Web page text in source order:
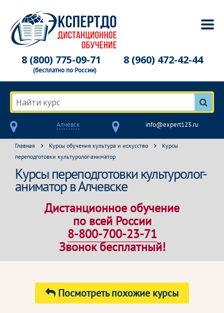
8 (800) 775-09-71
(бесплатно по России)
8 (960) 472-42-44
Найти курс
Алчевск info@expert123.ru
Главная Курсы обучения культура и искусство
Курсы
переподготовки культуролог-аниматор
Курсы переподготовки культуролог-
аниматор в Алчевске
Дистанционное обучение
по всей России
8-800-700-23-71
Звонок бесплатный!
Посмотреть похожие курсы